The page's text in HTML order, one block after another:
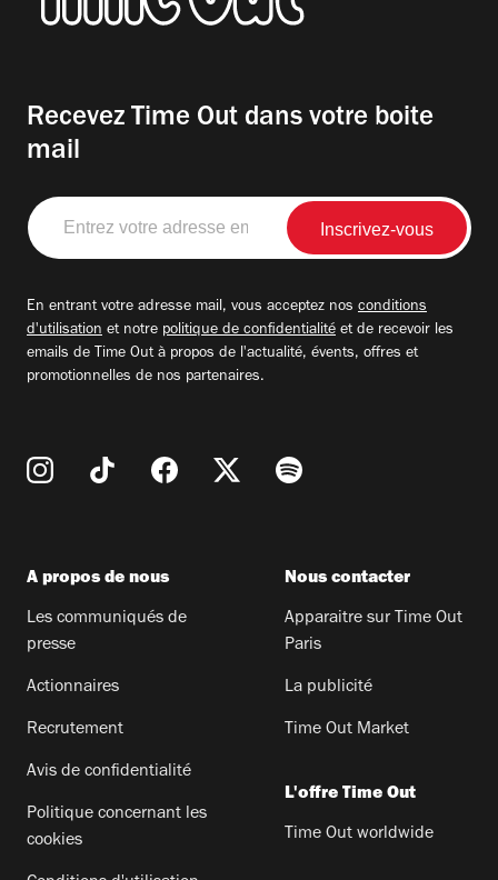
Recevez Time Out dans votre boite
mail
Entrez
votre
adresse
En entrant votre adresse mail, vous acceptez nos conditions
d'utilisation et notre politique de confidentialité et de recevoir les
emails de Time Out à propos de l'actualité, évents, offres et
promotionnelles de nos partenaires.
A propos de nous
Les communiqués de
presse
Actionnaires
Recrutement
Avis de confidentialité
Politique concernant les
cookies
Nous contacter
Apparaitre sur Time Out
Paris
La publicité
Time Out Market
L'offre Time Out
Time Out worldwide